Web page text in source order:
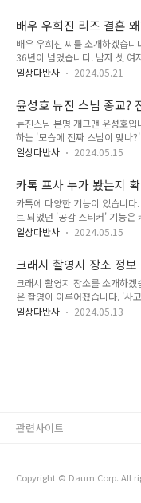
금 달라서 더 헷갈릴 수 있습니
법 소개하겠습니다. 목차1. 변산
영지 바다 등은 통영항에서 촬
지 사진과 함께 예쁜 바다를 함
문제 상담의로 등장하며 사랑받
오은영 박사 방송을 보며 연기
추리소설가이자 아들을 위해 헌
니다. 그런 두 사람이 만나 어떤
라마 '우리, 집'을 소개합니다. ..
배우 우희진 리즈 결혼
프로필 작품활동 필모그
배우 우희진 씨를 소개하겠습
36년이 넘었습니다. 남자 셋 여
은 사람들의 가슴을 설레게 했
나 예뻤으면 초등학교 5학년 때
한번 시켜봐라'라고 계속 이야기
믿기지 않은 모습으로 당연히
도 아닌, 미혼입니다. 무슨 사연
애를 10년이 넘게 했지만 아쉽
고 있는 모습을 보이기도 했습
아보겠습니다. 목차1. 우..
일상다반사 2024.05.21
윤성호 뉴진 스님 종교?
연! 프로필 최근영상 작
뉴진스님 본명 개그맨 윤성호
하는 '모습에 진짜 스님이 맞나
뉴진스님 법명을 진짜 받은 독
맨으로, 빡빡이 캐릭터로 유명
대에 서는 모습을 보기 힘들어
만 '버티면 이긴다.'라고 하죠?
이야기처럼 다시 그의 전성기
공연 후 말레이시아, 대만, 홍콩
년차입니다. 긴 시간 동안 힘들
빠진 그의 이야기를 ..
일상다반사 2024.05.15
카톡 프사 누가 봤는지
카오톡 프로필 방문자 확
카톡에 다양한 기능이 있습니
트 되었던 '공감 스티커' 기능은
식을 다양하게 한다며 기획한
확인 하는 방법도 이런 서비스
데이트를 안하신 분이라면 업데
카톡 업데이트 후 따라하시면
지 확인하는 방법 알려드릴게요
커 등으로 위로오 공감을 나눌
류 내용도 함께 정리하겠습니
일상다반사 2024.05.15
크래시 촬영지 장소 정
식영상 드라마 소개)
크래시 촬영지 장소를 소개하
은 촬영이 이루어졌습니다. '사
제목에 로커 김경호의 OST 참
래시'는 차량 관련 드라마이다
폭발 장면이 나옵니다. 알고보
고 하는데 관련 이야기도 ..
일상다반사 2024.05.13
Copyright © Daum Corp. All
관련사이트